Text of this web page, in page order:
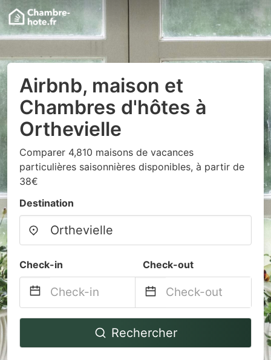
Airbnb, maison et
Chambres d'hôtes à
Orthevielle
Comparer 4,810 maisons de vacances
particulières saisonnières disponibles, à partir de
38€
Destination
Check-in Check-out
Navigate
to
Navigate
backward
to
Rechercher